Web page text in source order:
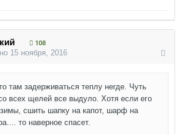
108
15 ноября, 2016
там задерживаться теплу негде. Чуть
всех щелей все выдуло. Хотя если его
сшить шапку на капот, шарф на
то наверное спасет.